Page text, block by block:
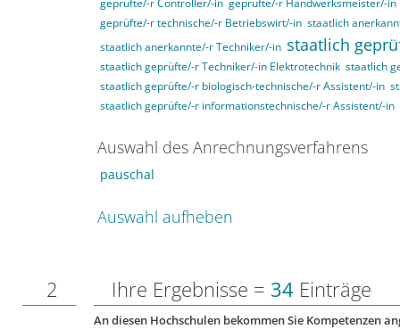
geprüfte/-r Controller/-in geprüfte/-r Handwerksmeister/-in
geprüfte/-r technische/-r Betriebswirt/-in staatlich
staatlich anerkannte/-r Techniker/-in staatlich
staatlich geprüfte/-r Techniker/-in Elektrotechnik staatlich
staatlich geprüfte/-r biologisch-technische/-r Assistent/-in
staatlich geprüfte/-r informationstechnische/-r Assistent/-in
Auswahl des Anrechnungsverfahrens
pauschal
Auswahl aufheben
2 Ihre Ergebnisse = 34 Einträge
An diesen Hochschulen bekommen Sie Kompetenzen